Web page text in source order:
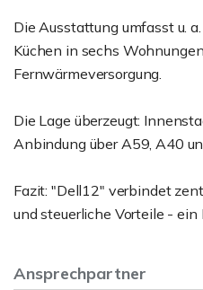
Die Ausstattung umfasst u.
Küchen in sechs
Fernwärmeversorgung.
Die Lage überzeugt:
Anbindung über A59, A40
Fazit: "Dell12" verbindet
und steuerliche Vorteile -
Ansprechpartner